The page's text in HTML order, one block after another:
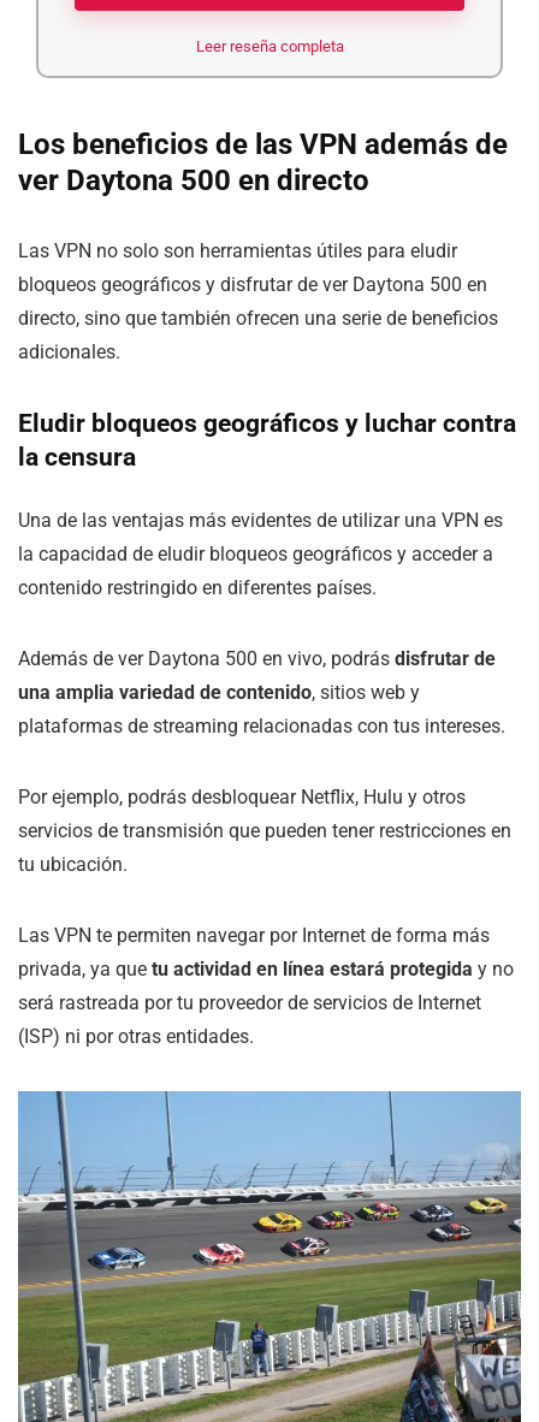
Leer reseña completa
Los beneficios de las VPN además de
ver Daytona 500 en directo
Las VPN no solo son herramientas útiles para eludir
bloqueos geográficos y disfrutar de ver Daytona 500 en
directo, sino que también ofrecen una serie de beneficios
adicionales.
Eludir bloqueos geográficos y luchar contra
la censura
Una de las ventajas más evidentes de utilizar una VPN es
la capacidad de eludir bloqueos geográficos y acceder a
contenido restringido en diferentes países.
Además de ver Daytona 500 en vivo, podrás disfrutar de
una amplia variedad de contenido, sitios web y
plataformas de streaming relacionadas con tus intereses.
Por ejemplo, podrás desbloquear Netflix, Hulu y otros
servicios de transmisión que pueden tener restricciones en
tu ubicación.
Las VPN te permiten navegar por Internet de forma más
privada, ya que tu actividad en línea estará protegida y no
será rastreada por tu proveedor de servicios de Internet
(ISP) ni por otras entidades.